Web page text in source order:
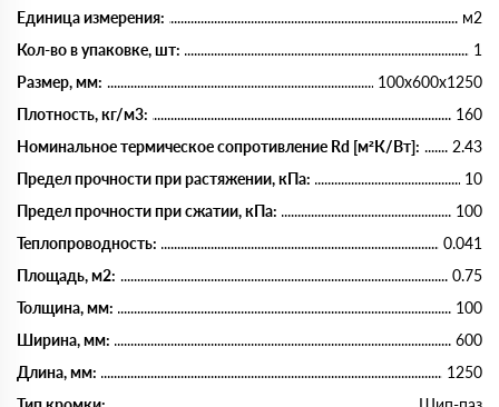
Единица измерения:
м2
Кол-во в упаковке, шт:
1
Размер, мм:
100х600х1250
Плотность, кг/м3:
160
Номинальное термическое сопротивление Rd [м²К/Вт]:
2.43
Предел прочности при растяжении, кПа:
10
Предел прочности при сжатии, кПа:
100
Теплопроводность:
0.041
Площадь, м2:
0.75
Толщина, мм:
100
Ширина, мм:
600
Длина, мм:
1250